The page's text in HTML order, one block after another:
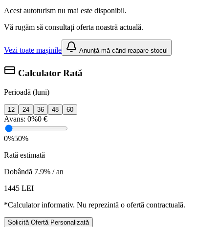
Acest autoturism nu mai este disponibil.
Vă rugăm să consultați oferta noastră actuală.
Vezi toate mașinile Anunță-mă când reapare stocul
Calculator Rată
Perioadă (luni)
12 24 36 48 60
Avans: 0%0 €
0%50%
Rată estimată
Dobândă 7.9% / an
1445 LEI
*Calculator informativ. Nu reprezintă o ofertă contractuală.
Solicită Ofertă Personalizată